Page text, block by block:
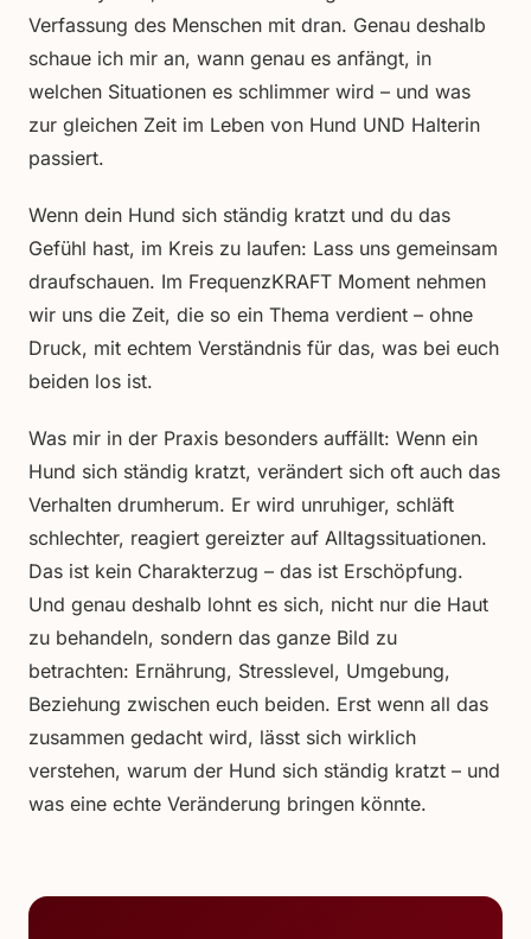
Verfassung des Menschen mit dran. Genau deshalb
schaue ich mir an, wann genau es anfängt, in
welchen Situationen es schlimmer wird – und was
zur gleichen Zeit im Leben von Hund UND Halterin
passiert.
Wenn dein Hund sich ständig kratzt und du das
Gefühl hast, im Kreis zu laufen: Lass uns gemeinsam
draufschauen. Im FrequenzKRAFT Moment nehmen
wir uns die Zeit, die so ein Thema verdient – ohne
Druck, mit echtem Verständnis für das, was bei euch
beiden los ist.
Was mir in der Praxis besonders auffällt: Wenn ein
Hund sich ständig kratzt, verändert sich oft auch das
Verhalten drumherum. Er wird unruhiger, schläft
schlechter, reagiert gereizter auf Alltagssituationen.
Das ist kein Charakterzug – das ist Erschöpfung.
Und genau deshalb lohnt es sich, nicht nur die Haut
zu behandeln, sondern das ganze Bild zu
betrachten: Ernährung, Stresslevel, Umgebung,
Beziehung zwischen euch beiden. Erst wenn all das
zusammen gedacht wird, lässt sich wirklich
verstehen, warum der Hund sich ständig kratzt – und
was eine echte Veränderung bringen könnte.